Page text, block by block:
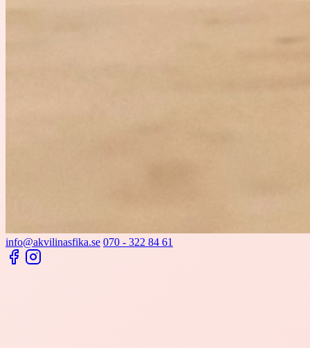
info@akvilinasfika.se 070 - 322 84 61